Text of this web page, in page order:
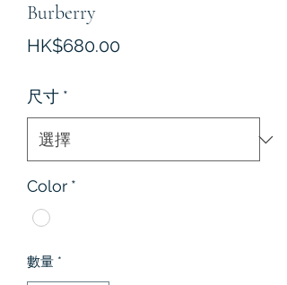
Burberry
HK$680.00價
尺寸 *
Color *
數量 *